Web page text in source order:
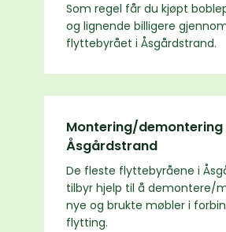
Som regel får du kjøpt
og lignende billigere
flyttebyrået i Åsgårdstrand.
Montering/demontering
Åsgårdstrand
De fleste flyttebyråene i
tilbyr hjelp til å demontere/
nye og brukte møbler i
flytting.